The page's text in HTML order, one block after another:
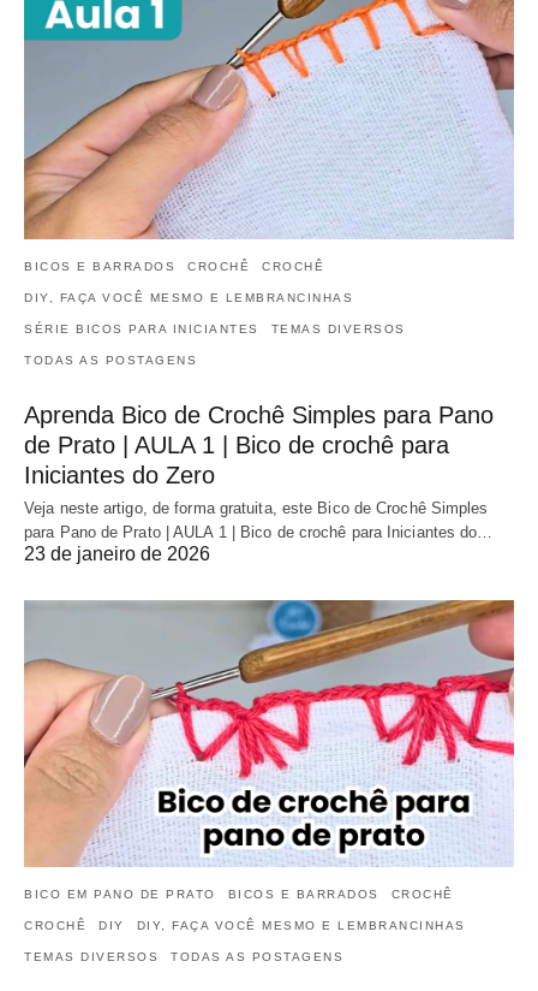
BICOS E BARRADOS CROCHÊ CROCHÊ
DIY, FAÇA VOCÊ MESMO E LEMBRANCINHAS
SÉRIE BICOS PARA INICIANTES TEMAS DIVERSOS
TODAS AS POSTAGENS
Aprenda Bico de Crochê Simples para Pano
de Prato | AULA 1 | Bico de crochê para
Iniciantes do Zero
Veja neste artigo, de forma gratuita, este Bico de Crochê Simples
para Pano de Prato | AULA 1 | Bico de crochê para Iniciantes do…
23 de janeiro de 2026
BICO EM PANO DE PRATO BICOS E BARRADOS CROCHÊ
CROCHÊ DIY DIY, FAÇA VOCÊ MESMO E LEMBRANCINHAS
TEMAS DIVERSOS TODAS AS POSTAGENS